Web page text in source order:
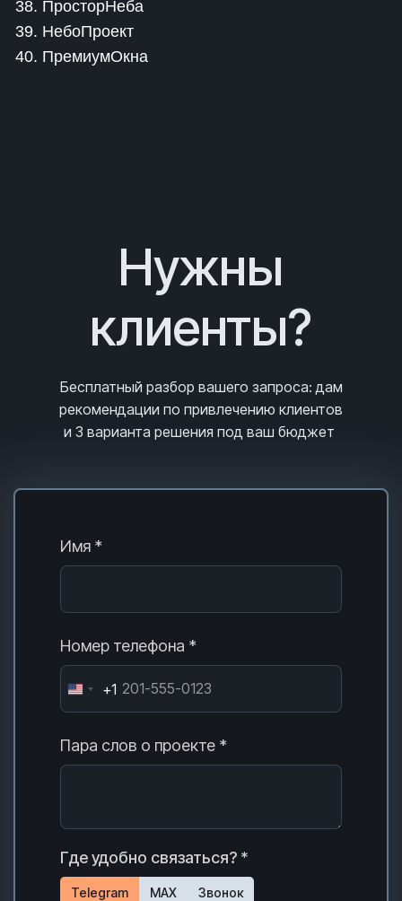
38. ПросторНеба
39. НебоПроект
40. ПремиумОкна
Нужны
клиенты?
Бесплатный разбор вашего запроса: дам
рекомендации по привлечению клиентов
и 3 варианта решения под ваш бюджет
Имя *
Номер телефона *
+1
Пара слов о проекте *
Где удобно связаться? *
Telegram MAX Звонок